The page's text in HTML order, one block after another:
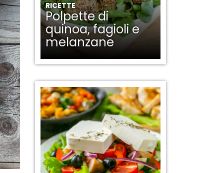
RICETTE
Polpette di
quinoa, fagioli e
melanzane